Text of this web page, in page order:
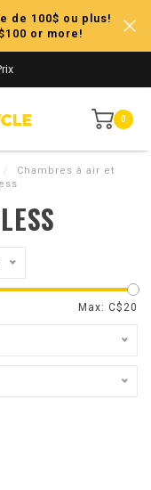
de 100$ ou plus!
or more!
0
/
Chambres à air et
Max: C$ 20